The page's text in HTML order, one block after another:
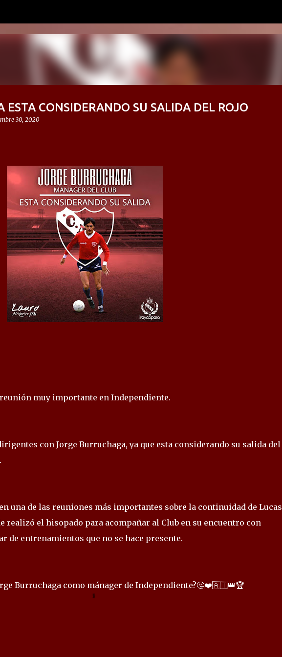
ESTA CONSIDERANDO SU SALIDA DEL ROJO
30, 2020
reunión muy importante en Independiente.
con Jorge Burruchaga, ya que esta considerando su salida del
una de las reuniones más importantes sobre la continuidad de Lucas
realizó el hisopado para acompañar al Club en su encuentro con
de entrenamientos que no se hace presente.
Burruchaga como mánager de Independiente?🤔❤️🇦🇹👑🏆